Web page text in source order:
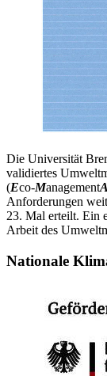
Die Universität
validiertes
(Eco-ManagementA
Anforderungen
23. Mal erteilt. Ein
Arbeit des
Nationale